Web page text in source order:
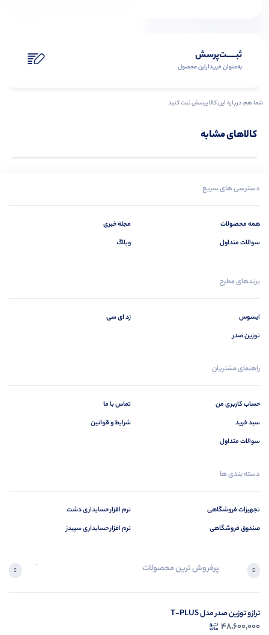
ثبـــــت‌پرسش
به‌عنوان ‌خریدار‌این‌ محصول
شما هم درباره این کالا پرسش ثبت کنید
کالاهای مشابه
دسترسی های سریع
همه محصولات
سوالات متداول
مجله خبری
وبلاگ
برندهای مطرح
ایسوس
توزین صدر
زد ای سی
راهنمای مشتریان
حساب کاربری من
سبد خرید
سوالات متداول
تماس با ما
شرایط و قوانین
دسته بندی ها
تجهیزات فروشگاهی
صندوق فروشگاهی
نرم افزار حسابداری دشت
نرم افزار حسابداری سپیدز
پرفروش ترین محصولات آخرین
ترازو توزین صدر مدل T-PLUS
48,600,000